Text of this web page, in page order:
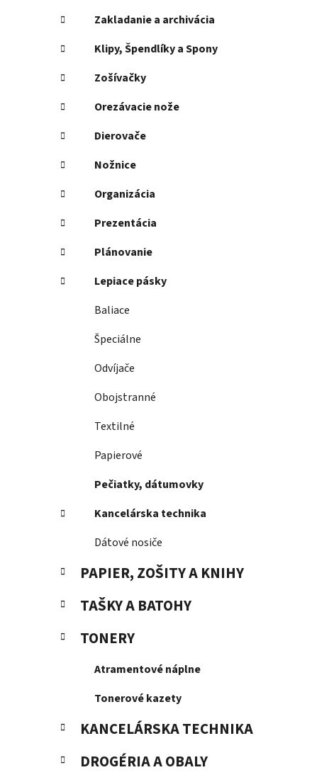
Zakladanie a archivácia
Klipy, Špendlíky a Spony
Zošívačky
Orezávacie nože
Dierovače
Nožnice
Organizácia
Prezentácia
Plánovanie
Lepiace pásky
Baliace
Špeciálne
Odvíjače
Obojstranné
Textilné
Papierové
Pečiatky, dátumovky
Kancelárska technika
Dátové nosiče
PAPIER, ZOŠITY A KNIHY
TAŠKY A BATOHY
TONERY
Atramentové náplne
Tonerové kazety
KANCELÁRSKA TECHNIKA
DROGÉRIA A OBALY